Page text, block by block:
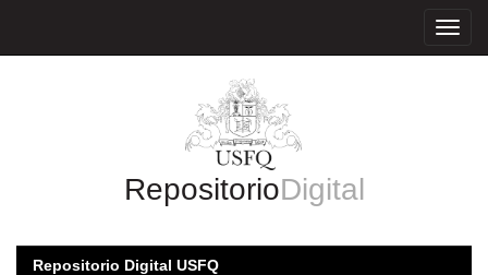
RepositorioDigital
Repositorio Digital USFQ